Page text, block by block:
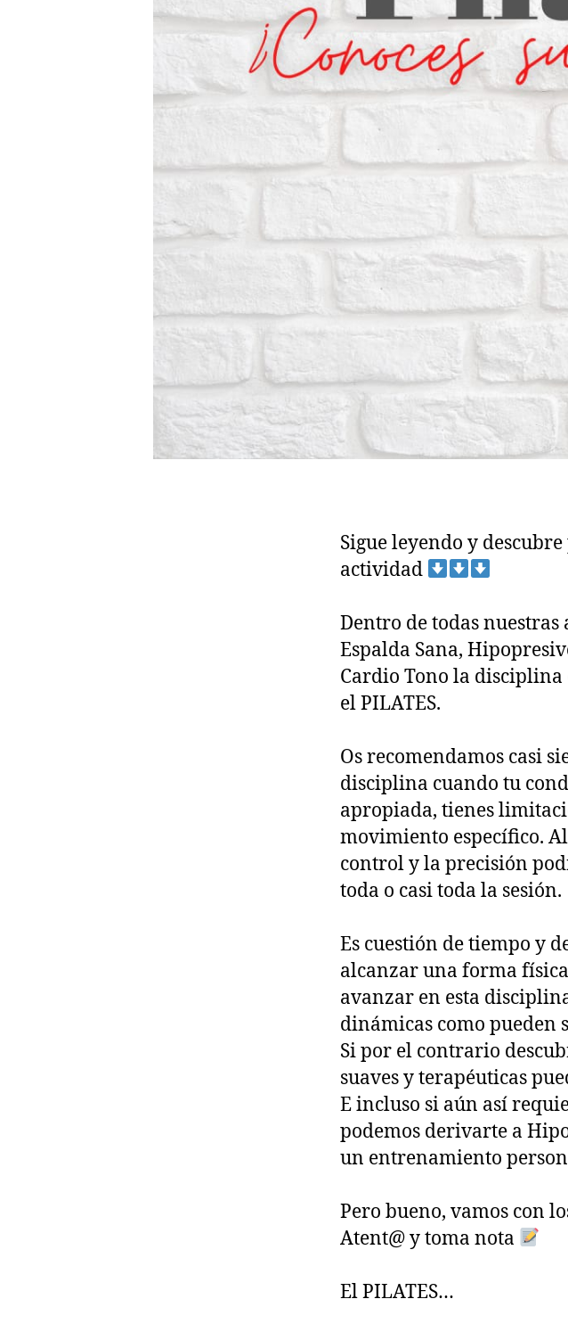
Sigue leyendo y
actividad
Dentro de todas nuestras
Espalda Sana,
Cardio Tono la disciplina
el PILATES.
Os recomendamos casi
disciplina cuando tu
apropiada, tienes
movimiento específico.
control y la precisión
toda o casi toda la sesión.
Es cuestión de tiempo y
alcanzar una forma
avanzar en esta
dinámicas como pueden
Si por el contrario
suaves y terapéuticas
E incluso si aún así
podemos derivarte a
un entrenamiento
Pero bueno, vamos con
Atent@ y toma nota
El PILATES…